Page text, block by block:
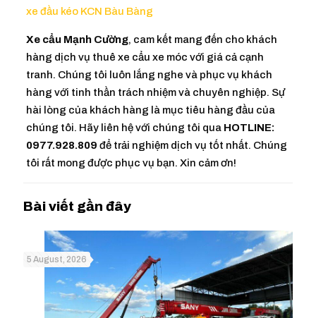
xe đầu kéo KCN Bàu Bàng
Xe cẩu Mạnh Cường, cam kết mang đến cho khách
hàng dịch vụ thuê xe cẩu xe móc với giá cả cạnh
tranh. Chúng tôi luôn lắng nghe và phục vụ khách
hàng với tinh thần trách nhiệm và chuyên nghiệp. Sự
hài lòng của khách hàng là mục tiêu hàng đầu của
chúng tôi. Hãy liên hệ với chúng tôi qua HOTLINE:
0977.928.809 để trải nghiệm dịch vụ tốt nhất. Chúng
tôi rất mong được phục vụ bạn. Xin cảm ơn!
5 August, 2026